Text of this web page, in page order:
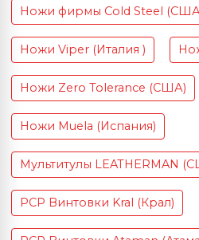
Ножи фирмы Cold Steel
Ножи Viper (Италия )
Ножи Zero Tolerance (США)
Ножи Muela (Испания)
Мультитулы LEATHERMAN
PCP Винтовки Kral (Крал)